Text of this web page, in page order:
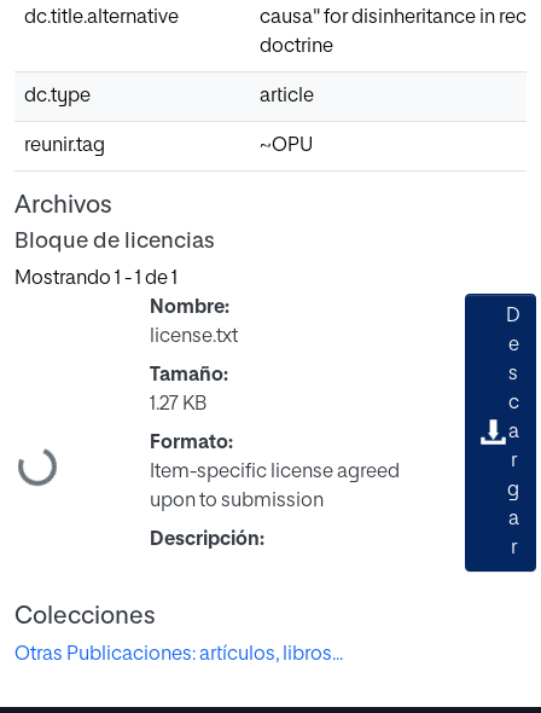
dc.title.alternative
causa" for disinheritance in
doctrine
dc.type article
reunir.tag ~OPU
Archivos
Bloque de licencias
Mostrando 1 - 1 de 1
Cargando...
Nombre:
license.txt
Tamaño:
1.27 KB
Formato:
Item-specific license agreed
upon to submission
Descripción:
D
e
s
c
a
r
g
a
r
Colecciones
Otras Publicaciones: artículos, libros...